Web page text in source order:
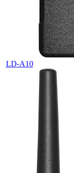
LD-A10